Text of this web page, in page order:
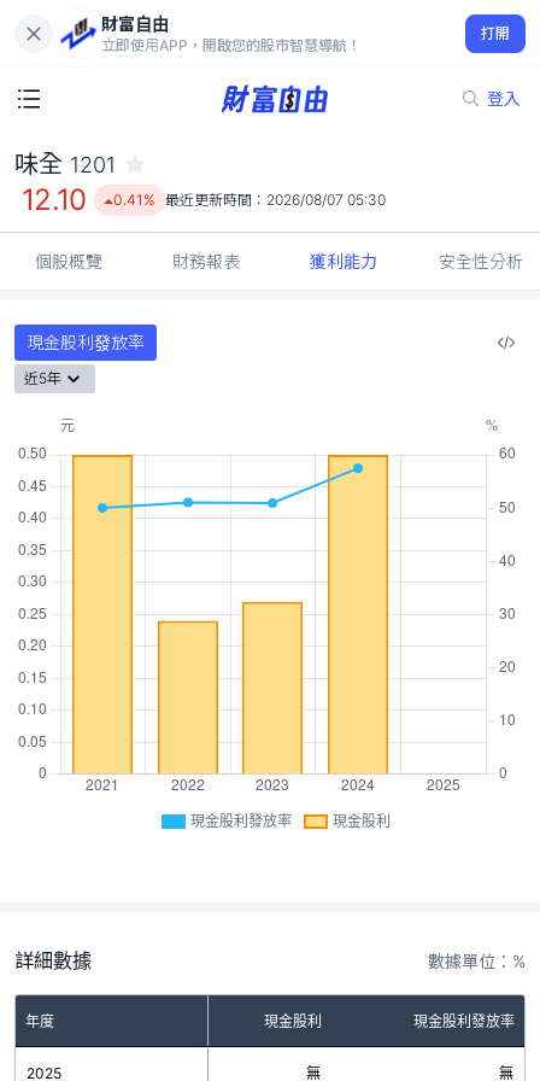
財富自由
立即使用APP，開啟您的股市智慧導航！
打開
登入
12.10
0.41%
味全 1201
12.10 0.41% 最近更新時間： 2026/08/07 05:30
個股概覽 財務報表 獲利能力 安全性分析
現金股利發放率
近5年
現金股利發放率 現金股利
詳細數據 數據單位：%
年度 現金股利 現金股利發放率
2025 無 無